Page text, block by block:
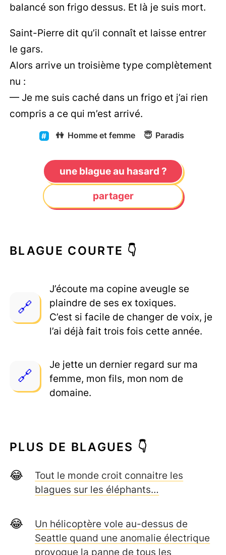
balancé son frigo dessus. Et là je suis mort.
Saint-Pierre dit qu’il connaît et laisse entrer
le gars.
Alors arrive un troisième type complètement
nu :
— Je me suis caché dans un frigo et j’ai rien
compris a ce qui m’est arrivé.
👫 Homme et femme 😇 Paradis
une blague au hasard ?
partager
BLAGUE COURTE 👇
J’écoute ma copine aveugle se
plaindre de ses ex toxiques.
C’est si facile de changer de voix, je
l’ai déjà fait trois fois cette année.
Je jette un dernier regard sur ma
femme, mon fils, mon nom de
domaine.
PLUS DE BLAGUES 👇
Tout le monde croit connaitre les
blagues sur les éléphants…
Un hélicoptère vole au-dessus de
Seattle quand une anomalie électrique
provoque la panne de tous les